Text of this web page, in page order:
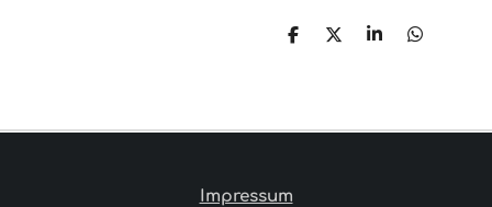
T
N
T
N
T
N
T
N
Impressum